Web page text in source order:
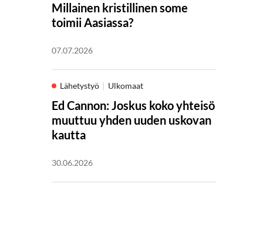
Millainen kristillinen some
toimii Aasiassa?
07.07.2026
Lähetystyö Ulkomaat
Ed Cannon: Joskus koko yhteisö
muuttuu yhden uuden uskovan
kautta
30.06.2026